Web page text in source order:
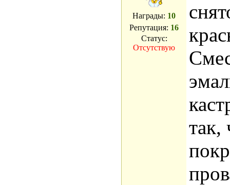
Награды: 10
Репутация: 16
Статус:
Отсутствую
так,